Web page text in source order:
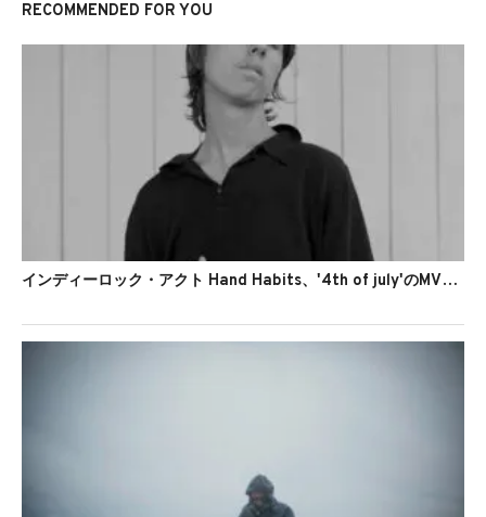
RECOMMENDED FOR YOU
インディーロック・アクト Hand Habits、'4th of july'のMVを公開